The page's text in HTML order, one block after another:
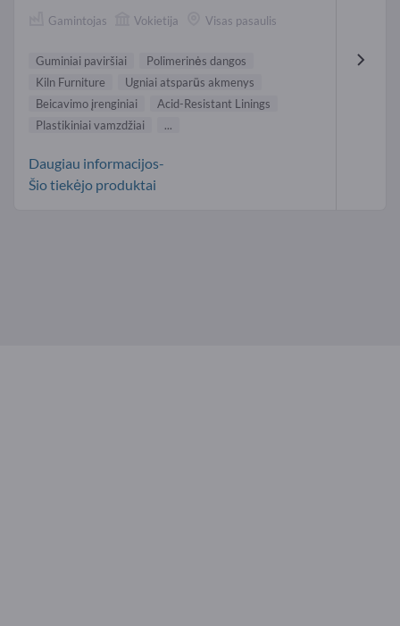
Gamintojas Vokietija Visas pasaulis
Guminiai paviršiai
Polimerinės dangos
Kiln Furniture
Ugniai atsparūs akmenys
Beicavimo įrenginiai
Acid-Resistant Linings
Plastikiniai vamzdžiai
...
Daugiau informacijos-
Šio tiekėjo produktai